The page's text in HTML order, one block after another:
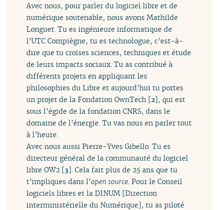
Avec nous, pour parler du logiciel libre et de
numérique soutenable, nous avons Mathilde
Longuet. Tu es ingénieure informatique de
l’UTC Compiègne, tu es technologue, c’est-à-
dire que tu croises sciences, techniques et étude
de leurs impacts sociaux. Tu as contribué à
différents projets en appliquant les
philosophies du Libre et aujourd’hui tu portes
un projet de la Fondation OwnTech [2], qui est
sous l’égide de la fondation CNRS, dans le
domaine de l’énergie. Tu vas nous en parler tout
à l’heure.
Avec nous aussi Pierre-Yves Gibello. Tu es
directeur général de la communauté du logiciel
libre OW2 [3] . Cela fait plus de 25 ans que tu
t’impliques dans l’open source . Pour le Conseil
logiciels libres et la DINUM [Direction
interministérielle du Numérique], tu as piloté